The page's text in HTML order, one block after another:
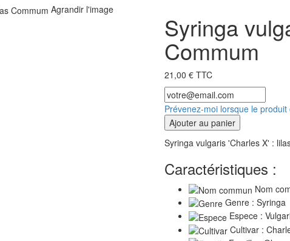
Agrandir l'image
Syringa
Commum
21,00 € TTC
Prévenez-moi lorsque le produit
Ajouter au panier
Syringa vulgaris 'Charles X' :
Caractéristiques :
Nom
Genre : Syringa
Espece :
Cultivar :